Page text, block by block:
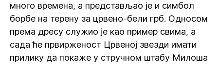
много времена, а представљао је и симбол
борбе на терену за црвено-бели грб. Односом
према дресу служио је као пример свима, а
сада ће првирженост Црвеној звезди имати
прилику да покаже у стручном штабу Милоша